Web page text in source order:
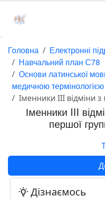
Головна
Електронні
Навчальний план С78
Основи латинської
медичною термінологією
Іменники III відміни з прикметниками першої
Іменники III
першої
Дізнаємось